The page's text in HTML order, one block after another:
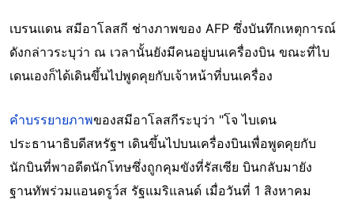
เบรนแดน สมีอาโลสกี ช่างภาพของ AFP ซึ่งบันทึกเหตุการณ์
ดังกล่าวระบุว่า ณ เวลานั้นยังมีคนอยู่บนเครื่องบิน ขณะที่ไบ
เดนเองก็ได้เดินขึ้นไปพูดคุยกับเจ้าหน้าที่บนเครื่อง
คำบรรยายภาพของสมีอาโลสกีระบุว่า "โจ ไบเดน
ประธานาธิบดีสหรัฐฯ เดินขึ้นไปบนเครื่องบินเพื่อพูดคุยกับ
นักบินที่พาอดีตนักโทษซึ่งถูกคุมขังที่รัสเซีย บินกลับมายัง
ฐานทัพร่วมแอนดรูว์ส รัฐแมริแลนด์ เมื่อวันที่ 1 สิงหาคม